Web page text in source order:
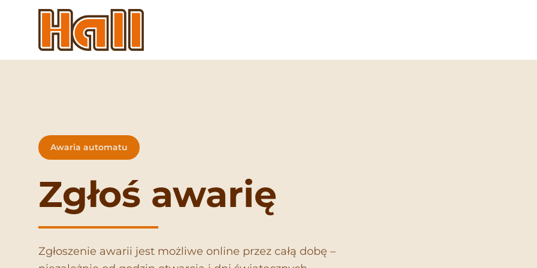
Awaria automatu
Zgłoś awarię
Zgłoszenie awarii jest możliwe online przez całą dobę –